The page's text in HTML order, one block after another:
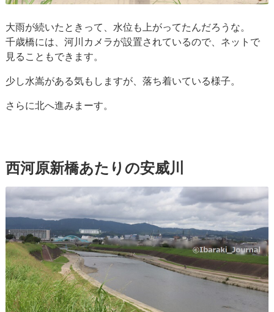
大雨が続いたときって、水位も上がってたんだろうな。
千歳橋には、河川カメラが設置されているので、ネットで
見ることもできます。
少し水嵩がある気もしますが、落ち着いている様子。
さらに北へ進みまーす。
西河原新橋あたりの安威川